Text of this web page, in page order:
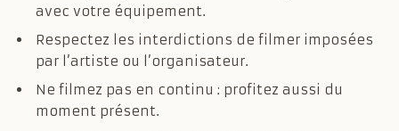
avec votre équipement.
Respectez les interdictions de filmer imposées
par l’artiste ou l’organisateur.
Ne filmez pas en continu : profitez aussi du
moment présent.